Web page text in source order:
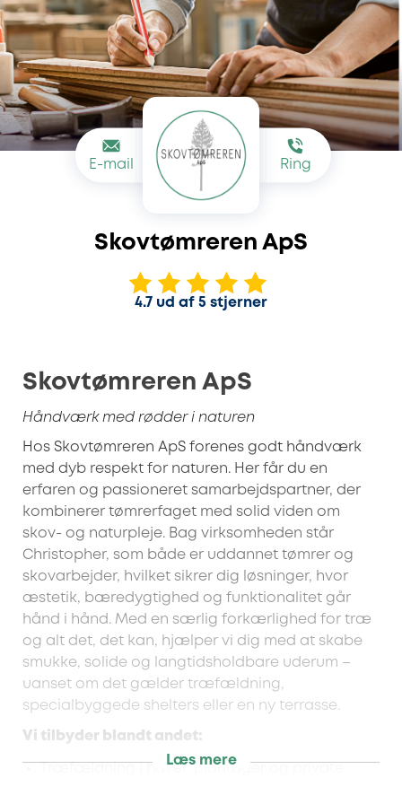
E-mail Ring
Skovtømreren ApS
4.7 ud af 5 stjerner
Skovtømreren ApS
Håndværk med rødder i naturen
Hos Skovtømreren ApS forenes godt håndværk
med dyb respekt for naturen. Her får du en
erfaren og passioneret samarbejdspartner, der
kombinerer tømrerfaget med solid viden om
skov- og naturpleje. Bag virksomheden står
Christopher, som både er uddannet tømrer og
skovarbejder, hvilket sikrer dig løsninger, hvor
æstetik, bæredygtighed og funktionalitet går
hånd i hånd. Med en særlig forkærlighed for træ
og alt det, det kan, hjælper vi dig med at skabe
smukke, solide og langtidsholdbare uderum –
uanset om det gælder træfældning,
specialbyggede shelters eller en ny terrasse.
Vi tilbyder blandt andet:
Træfældning i haver, plantager og private
Læs mere